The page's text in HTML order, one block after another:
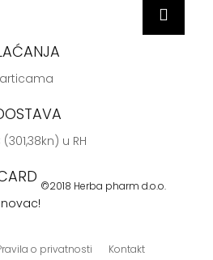
u RH
©2018 Herba pharm d.o.o.
o privatnosti Kontakt